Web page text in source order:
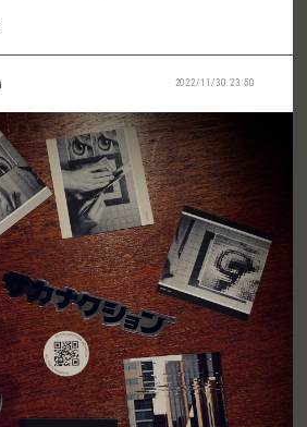
2022/11/30 23:50